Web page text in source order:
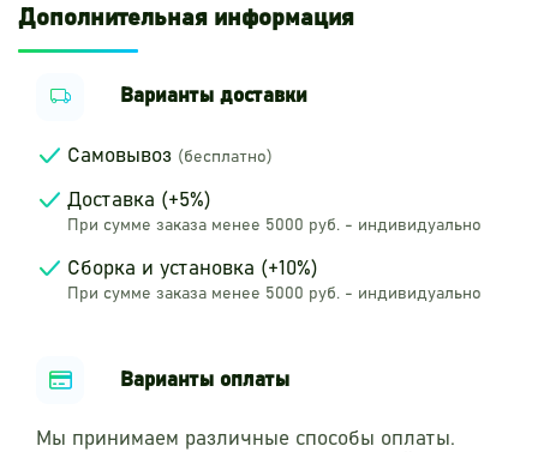
даже с простым ритмом.Этот инструмент
идеально подходит для спонтанного
музицирования на детской площадке или в
Каждому ребенку понравится играть
на барабане, независимо от его
превосходно сочетается с другими
инструментами для игры на открытом
воздухе, например, с маримбой «Калипсо»
или трубчатыми колокольчиками «Лес».
Дополнительная информация
Варианты доставки
Самовывоз (бесплатно)
Доставка (+5%)
При сумме заказа менее 5000 руб. - индивидуально
Сборка и установка (+10%)
При сумме заказа менее 5000 руб. - индивидуально
Варианты оплаты
Мы принимаем различные способы оплаты.